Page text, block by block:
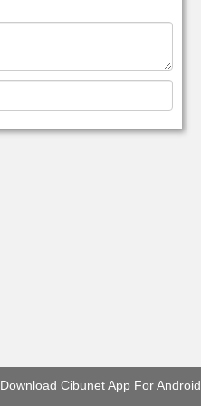
Download Cibunet App For Android